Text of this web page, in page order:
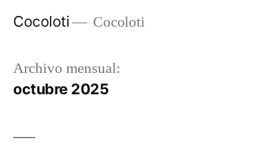
Cocoloti Cocoloti
Archivo mensual:
octubre 2025